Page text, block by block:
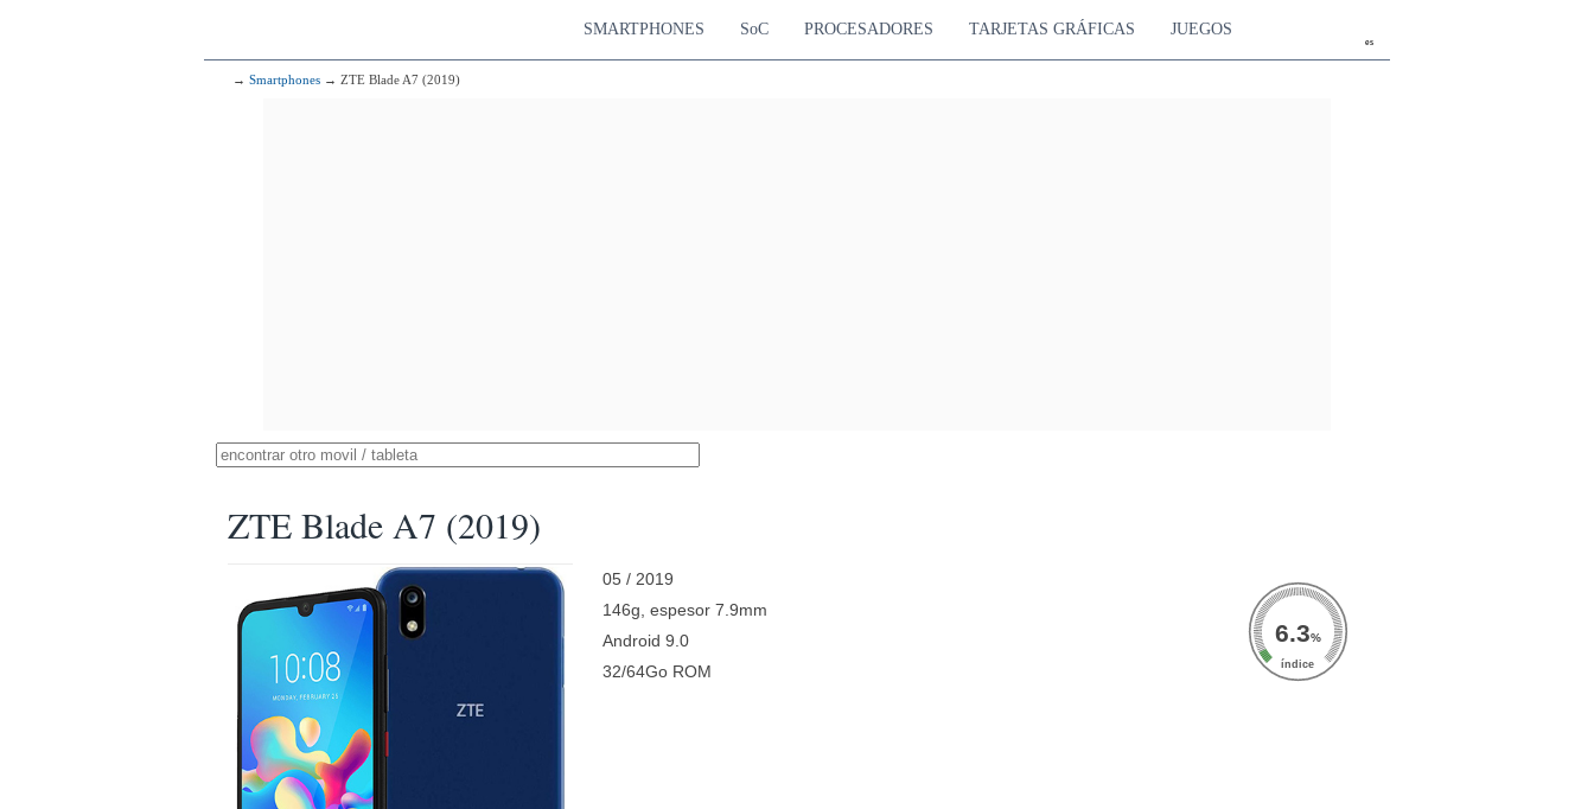
es
SMARTPHONES SoC PROCESADORES TARJETAS GRÁFICAS JUEGOS
→ Smartphones → ZTE Blade A7 (2019)
ZTE Blade A7 (2019)
05 / 2019
146g, espesor 7.9mm
Android 9.0
32/64Go ROM
6.3%
índice